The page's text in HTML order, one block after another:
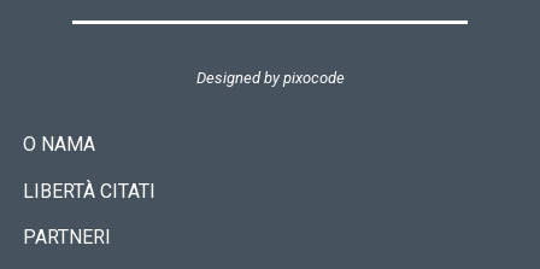
Designed bypixocode
O NAMA
LIBERTÀ CITATI
PARTNERI